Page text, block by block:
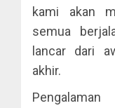
kami akan
semua
lancar dari
akhir.